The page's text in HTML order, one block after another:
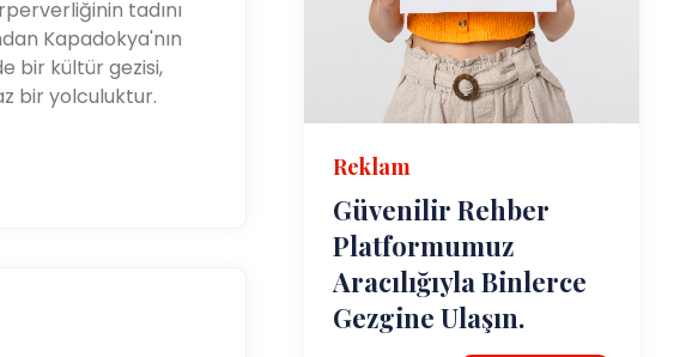
tadını
Kapadokya'nın
bir kültür gezisi,
bir yolculuktur.
Reklam
Güvenilir Rehber
Platformumuz
Aracılığıyla Binlerce
Gezgine Ulaşın.